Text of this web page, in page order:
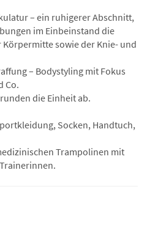
– ein ruhigerer Abschnitt,
im Einbeinstand die
sowie der Knie- und
– Bodystyling mit Fokus
Co.
die Einheit ab.
Socken, Handtuch,
Trampolinen mit